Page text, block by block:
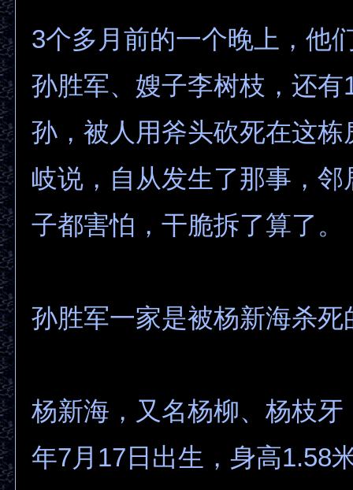
3个多月前的一个晚上，他
孙胜军、嫂子李树枝，还有
孙，被人用斧头砍死在这栋
岐说，自从发生了那事，邻
子都害怕，干脆拆了算了。
孙胜军一家是被杨新海杀死
杨新海，又名杨柳、杨枝牙
年7月17日出生，身高1.58